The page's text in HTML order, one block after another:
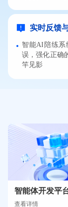
实时反馈
智能AI陪练系
误，强化正确
竿见影
智能体开发平
查看详情